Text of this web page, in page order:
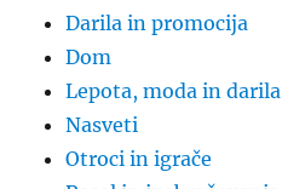
Darila in promocija
Dom
Lepota, moda in darila
Nasveti
Otroci in igrače